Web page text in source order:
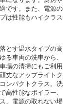
です。また、電源の
は性能もハイクラス
とす温水タイプの高
る車両の洗車から、
場の清掃にもご利用
丈なアップライトク
ンパクトクラス。洗
高性能なボイラー、
、電源の取れない場